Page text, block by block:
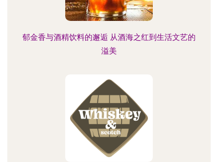
郁金香与酒精饮料的邂逅 从酒海之红到生活文艺的
溢美